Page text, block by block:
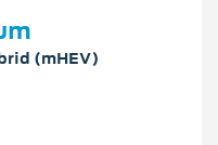
(mHEV)